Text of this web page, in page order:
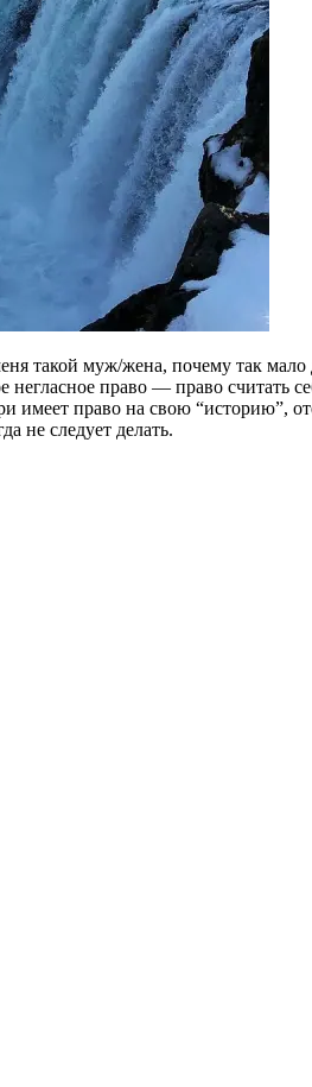
такой муж/жена, почему так
право — право считать
право на свою “историю”,
не следует делать.